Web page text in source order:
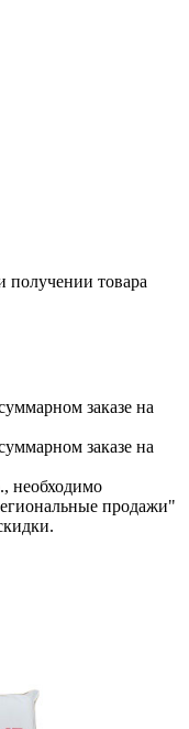
получении товара
заказе на
заказе на
необходимо
продажи"